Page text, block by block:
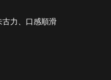
力、口感順滑